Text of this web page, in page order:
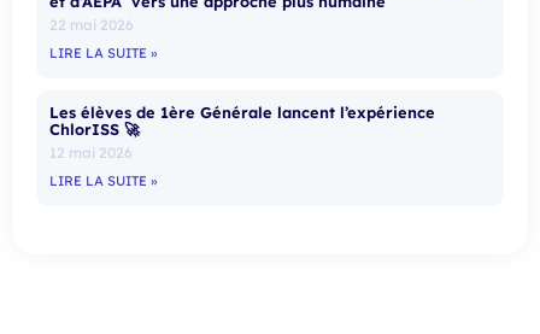
22 mai 2026
LIRE LA SUITE »
Les élèves de 1ère Générale lancent l’expérience
ChlorISS 🚀
12 mai 2026
LIRE LA SUITE »